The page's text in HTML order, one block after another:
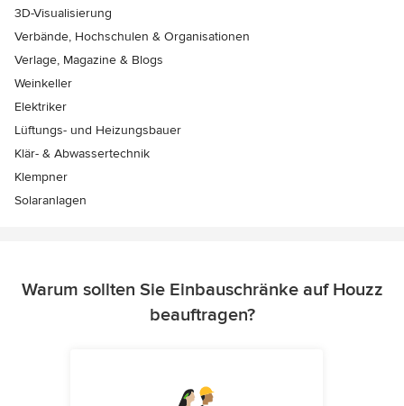
3D-Visualisierung
Verbände, Hochschulen & Organisationen
Verlage, Magazine & Blogs
Weinkeller
Elektriker
Lüftungs- und Heizungsbauer
Klär- & Abwassertechnik
Klempner
Solaranlagen
Warum sollten Sie Einbauschränke auf Houzz
beauftragen?